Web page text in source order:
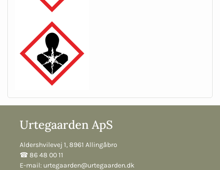
Urtegaarden ApS
Aldershvilevej 1, 8961 Allingåbro
☎︎ 86 48 00 11
E-mail: urtegaarden@urtegaarden.dk